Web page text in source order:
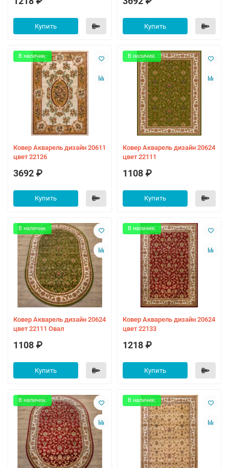
Купить Купить
В наличии.
Ковер Акварель дизайн 20611
цвет 22126
3692 ₽
Купить
В наличии.
Ковер Акварель дизайн 20624
цвет 22111
1108 ₽
Купить
В наличии.
Ковер Акварель дизайн 20624
цвет 22111 Овал
1108 ₽
Купить
В наличии.
Ковер Акварель дизайн 20624
цвет 22133
1218 ₽
Купить
В наличии. В наличии.